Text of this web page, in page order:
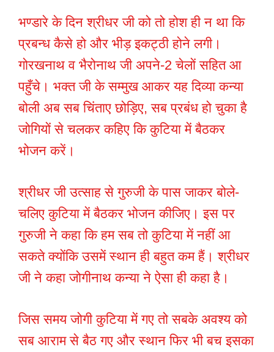
भण्डारे के दिन श्रीधर जी को तो होश ही न था कि
प्रबन्ध कैसे हो और भीड़ इकट्ठी होने लगी।
गोरखनाथ व भैरोनाथ जी अपने-2 चेलों सहित आ
पहुँचे। भक्त जी के सम्मुख आकर यह दिव्या कन्या
बोली अब सब चिंताए छोड़िए, सब प्रबंध हो चुका है
जोगियों से चलकर कहिए कि कुटिया में बैठकर
भोजन करें।
श्रीधर जी उत्साह से गुरुजी के पास जाकर बोले-
चलिए कुटिया में बैठकर भोजन कीजिए। इस पर
गुरुजी ने कहा कि हम सब तो कुटिया में नहीं आ
सकते क्योंकि उसमें स्थान ही बहुत कम हैं। श्रीधर
जी ने कहा जोगीनाथ कन्या ने ऐसा ही कहा है।
जिस समय जोगी कुटिया में गए तो सबके अवश्य को
सब आराम से बैठ गए और स्थान फिर भी बच इसका